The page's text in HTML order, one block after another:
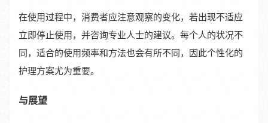
在使用过程中，消费者应注意观察的变化，若出现不适应
立即停止使用，并咨询专业人士的建议。每个人的状况不
同，适合的使用频率和方法也会有所不同，因此个性化的
护理方案尤为重要。
与展望